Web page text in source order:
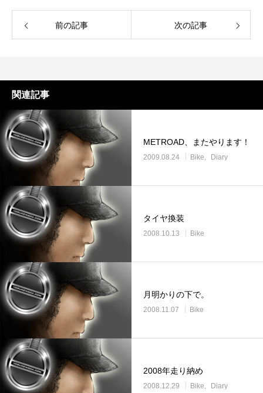
前の記事 次の記事
関連記事
METROAD、またやります！
2009.08.24 Bike Diary
タイヤ換装
2008.10.13 Bike
月明かりの下で。
2008.11.07 Bike
2008年走り納め
2008.12.29 Bike Diary